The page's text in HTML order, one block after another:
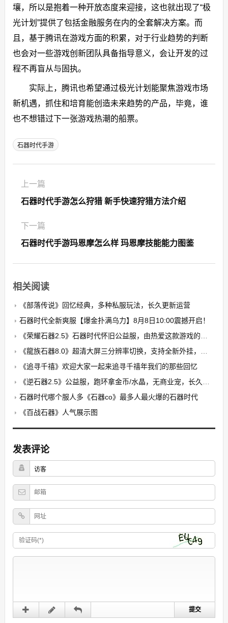
壤，所以是抱着一种开放态度来迎接，这也就出现了“极
光计划”提供了包括金融服务在内的全套解决方案。而
且，基于腾讯在游戏方面的积累，对于行业趋势的判断
也会对一些游戏创新团队具备指导意义，会让开发的过
程不再盲从与固执。
实际上，腾讯也希望通过极光计划能聚焦游戏市场
新机遇，抓住和培育能创造未来趋势的产品，毕竟，谁
也不想错过下一张游戏热潮的船票。
石器时代手游
上一篇
石器时代手游怎么狩猎 新手快速狩猎方法介绍
下一篇
石器时代手游玛恩摩怎么样 玛恩摩技能能力图鉴
相关阅读
《部落传说》回忆经典，多种私服玩法，长久更新运营
石器时代全新爽服【爆金扑满乌力】8月8日10:00震撼开启！​
《荣耀石器2.5》石器时代怀旧公益服，由热爱这款游戏的玩家自发搭建的公益养老PK服
《龍族石器8.0》超清大屏三分辨率切换，支持全新外挂，无卡顿，无花屏，限7开
《追寻千禧》欢迎大家一起来追寻千禧年我们的那些回忆
《逆石器2.5》公益服，跑环拿金币/水晶，无商业宠，长久稳定
石器时代哪个服人多《石器co》最多人最火爆的石器时代
《百战石器》人气展示图
发表评论